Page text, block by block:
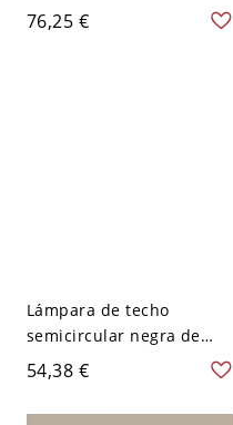
Techo de Metal de Estrella
para Corredor - Dorado
76,25 €
Lámpara de techo
semicircular negra de
metal industrial con
forma de diamante y
pantalla de tela en el
54,38 €